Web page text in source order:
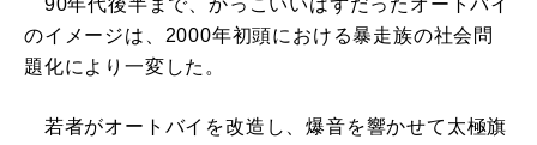
90年代後半まで、かっこいいはずだったオートバイ
のイメージは、2000年初頭における暴走族の社会問
題化により一変した。
若者がオートバイを改造し、爆音を響かせて太極旗